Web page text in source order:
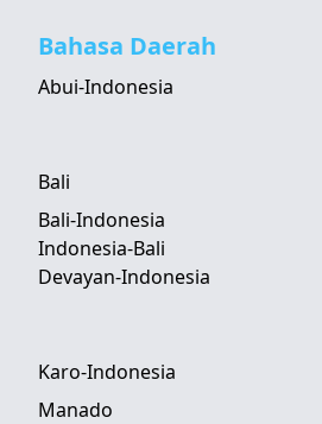
Bahasa Daerah
Abui-Indonesia
Bali
Bali-Indonesia
Indonesia-Bali
Devayan-Indonesia
Karo-Indonesia
Manado